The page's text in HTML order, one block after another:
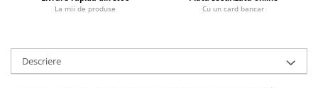
Diete si alimentatie sanatoasa
Fitness si frumusete
La mii de produse Cu un card bancar
Descriere